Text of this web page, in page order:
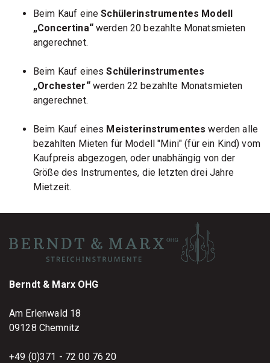
Beim Kauf eineSchülerinstrumentes Modell
„Concertina“werden 20 bezahlte Monatsmieten
angerechnet.
Beim Kauf einesSchülerinstrumentes
„Orchester“werden 22 bezahlte Monatsmieten
angerechnet.
Beim Kauf eines Meisterinstrumentes werden alle
bezahlten Mieten für Modell "Mini" (für ein Kind) vom
Kaufpreis abgezogen, oder unabhängig von der
Größe des Instrumentes, die letzten drei Jahre
Mietzeit.
Berndt & Marx OHG
Am Erlenwald 18
09128 Chemnitz
+49 (0)371 - 72 00 76 20